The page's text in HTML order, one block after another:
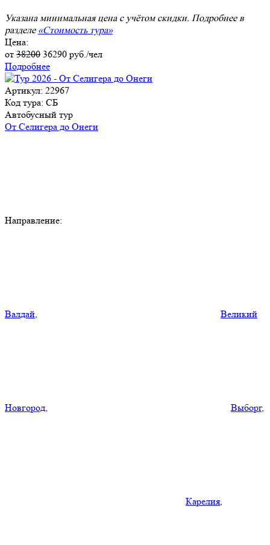
Указана минимальная цена с учётом скидки. Подробнее в
разделе «Стоимость тура»
Цена:
от 38200 36290 руб./чел
Подробнее
Артикул: 22967
Код тура: СБ
Автобусный тур
От Селигера до Онеги
Направление:
Валдай, Великий
Новгород, Выборг,
Карелия,